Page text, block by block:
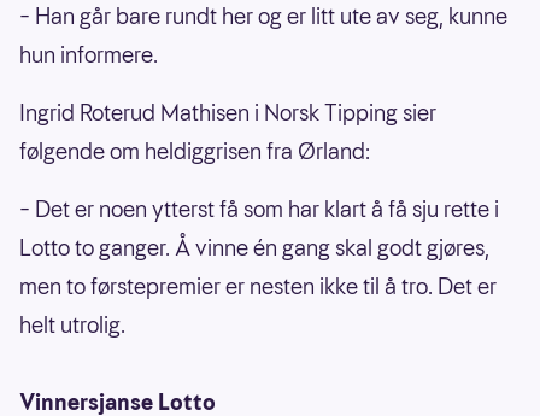
– Han går bare rundt her og er litt ute av seg, kunne
hun informere.
Ingrid Roterud Mathisen i Norsk Tipping sier
følgende om heldiggrisen fra Ørland:
– Det er noen ytterst få som har klart å få sju rette i
Lotto to ganger. Å vinne én gang skal godt gjøres,
men to førstepremier er nesten ikke til å tro. Det er
helt utrolig.
Vinnersjanse Lotto